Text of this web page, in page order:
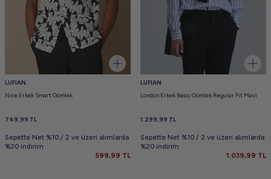
LUFIAN
Nıce Erkek Smart Gömlek
749,99 TL
Sepette Net %10 / 2 ve üzeri alımlarda
%20 indirim
599,99 TL
LUFIAN
London Erkek Basic Gömlek Regular Fit Mavi
1.299,99 TL
Sepette Net %10 / 2 ve üzeri alımlarda
%20 indirim
1.039,99 TL